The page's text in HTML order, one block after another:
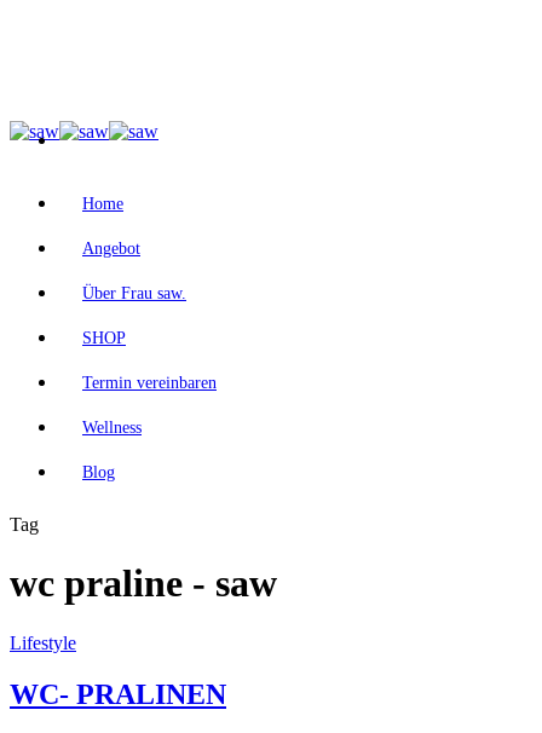
Home
Angebot
Über Frau saw.
SHOP
Termin vereinbaren
Wellness
Blog
Tag
wc praline - saw
Lifestyle
WC- PRALINEN